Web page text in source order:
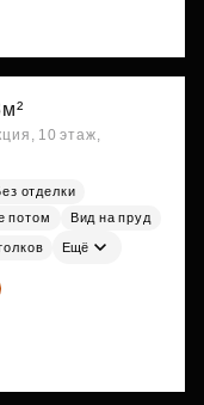
10 этаж,
отделки
потом
Вид на пруд
Ещё